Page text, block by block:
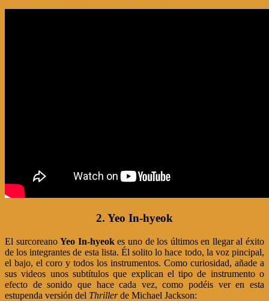
2. Yeo In-hyeok
El surcoreanoYeo In-hyeokes uno de los últimos en llegar al éxito
de los integrantes de esta lista. Él solito lo hace todo, la voz pincipal,
el bajo, el coro y todos los instrumentos. Como curiosidad, añade a
sus videos unos subtítulos que explican el tipo de instrumento o
efecto de sonido que hace cada vez, como podéis ver en esta
estupenda versión del Thrillerde Michael Jackson: